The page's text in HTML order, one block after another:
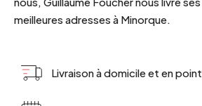
meilleures adresses à Minorque.
Livraison à domicile et en